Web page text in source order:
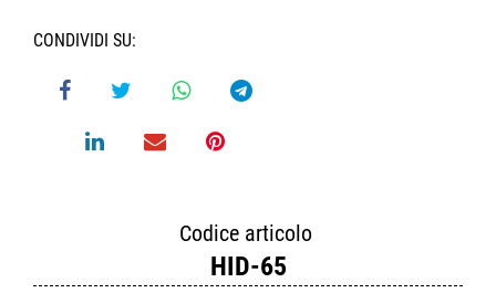
CONDIVIDI SU:
Codice articolo
HID-65